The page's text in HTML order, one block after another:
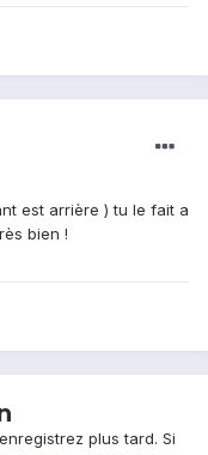
est arrière ) tu le fait a
bien !
plus tard. Si